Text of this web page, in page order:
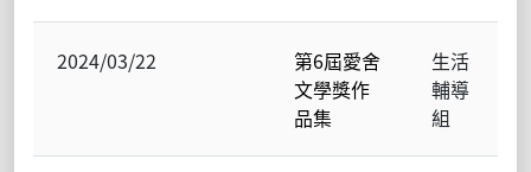
2024/03/22
第6屆愛舍
文學獎作
品集
生活
輔導
組